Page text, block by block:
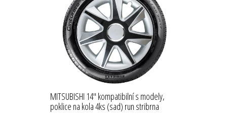
MITSUBISHI 14'' kompatibilní s modely,
poklice na kola 4ks (sad) run stribrna